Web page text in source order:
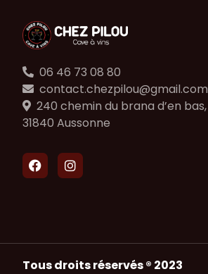
06 46 73 08 80
contact.chezpilou@gmail.com
240 chemin du brana d’en bas,
31840 Aussonne
Tous droits réservés ® 2023